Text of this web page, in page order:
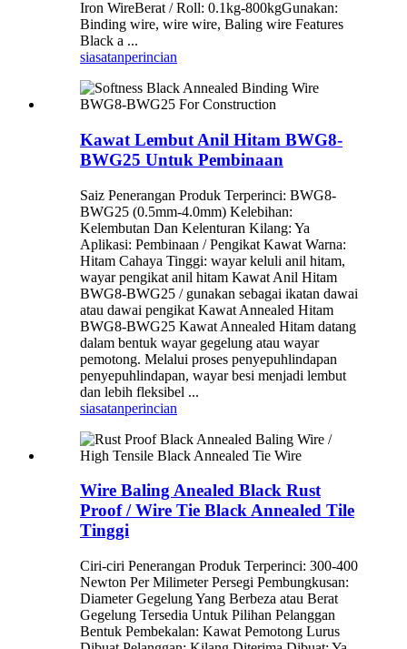
Iron WireBerat / Roll: 0.1kg-800kgGunakan:
Binding wire, wire wire, Baling wire Features
Black a ...
siasatanperincian
Kawat Lembut Anil Hitam BWG8-
BWG25 Untuk Pembinaan
Saiz Penerangan Produk Terperinci: BWG8-
BWG25 (0.5mm-4.0mm) Kelebihan:
Kelembutan Dan Kelenturan Kilang: Ya
Aplikasi: Pembinaan / Pengikat Kawat Warna:
Hitam Cahaya Tinggi: wayar keluli anil hitam,
wayar pengikat anil hitam Kawat Anil Hitam
BWG8-BWG25 / gunakan sebagai ikatan dawai
atau dawai pengikat Kawat Annealed Hitam
BWG8-BWG25 Kawat Annealed Hitam datang
dalam bentuk wayar gegelung atau wayar
pemotong. Melalui proses penyepuhlindapan
penyepuhlindapan, wayar besi menjadi lembut
dan lebih fleksibel ...
siasatanperincian
Wire Baling Anealed Black Rust
Proof / Wire Tie Black Annealed Tile
Tinggi
Ciri-ciri Penerangan Produk Terperinci: 300-400
Newton Per Milimeter Persegi Pembungkusan:
Diameter Gegelung Yang Berbeza atau Berat
Gegelung Tersedia Untuk Pilihan Pelanggan
Bentuk Pembekalan: Kawat Pemotong Lurus